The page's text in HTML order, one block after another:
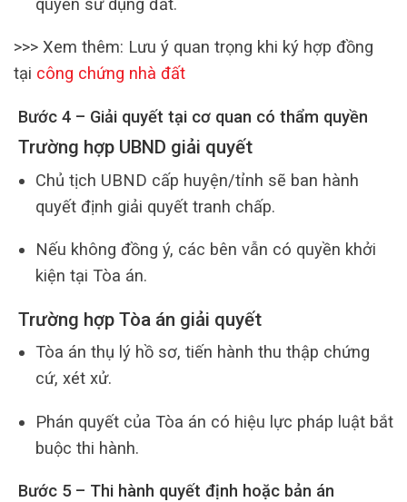
quyền sử dụng đất.
>>> Xem thêm: Lưu ý quan trọng khi ký hợp đồng
tại công chứng nhà đất
Bước 4 – Giải quyết tại cơ quan có thẩm quyền
Trường hợp UBND giải quyết
Chủ tịch UBND cấp huyện/tỉnh sẽ ban hành
quyết định giải quyết tranh chấp.
Nếu không đồng ý, các bên vẫn có quyền khởi
kiện tại Tòa án.
Trường hợp Tòa án giải quyết
Tòa án thụ lý hồ sơ, tiến hành thu thập chứng
cứ, xét xử.
Phán quyết của Tòa án có hiệu lực pháp luật bắt
buộc thi hành.
Bước 5 – Thi hành quyết định hoặc bản án